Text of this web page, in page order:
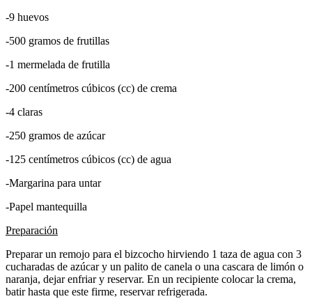
-9 huevos
-500 gramos de frutillas
-1 mermelada de frutilla
-200 centímetros cúbicos (cc) de crema
-4 claras
-250 gramos de azúcar
-125 centímetros cúbicos (cc) de agua
-Margarina para untar
-Papel mantequilla
Preparación
Preparar un remojo para el bizcocho hirviendo 1 taza de agua con 3
cucharadas de azúcar y un palito de canela o una cascara de limón o
naranja, dejar enfriar y reservar. En un recipiente colocar la crema,
batir hasta que este firme, reservar refrigerada.